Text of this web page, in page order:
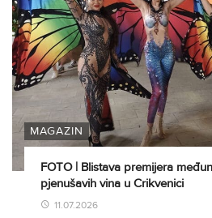
MAGAZIN
FOTO | Blistava premijera
pjenušavih vina u Crikvenici
11.07.2026